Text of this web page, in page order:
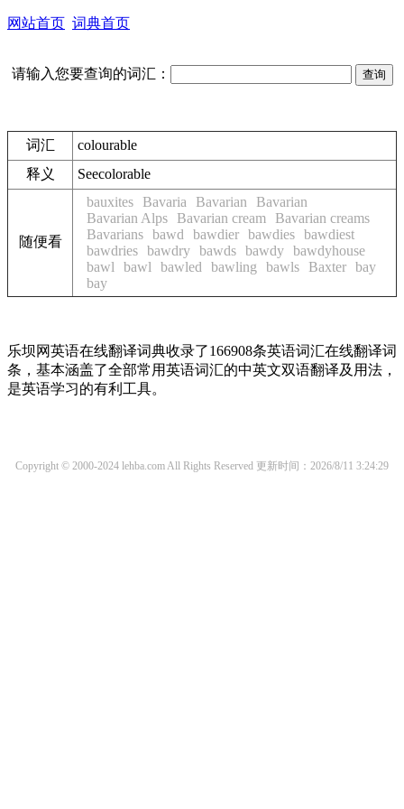
网站首页 词典首页
请输入您要查询的词汇：
词汇
colourable
释义
Seecolorable
随便看
bauxites Bavaria Bavarian
Bavarian
Bavarian Alps
Bavarian cream
Bavarian creams
Bavarians bawd bawdier bawdies bawdiest
bawdries bawdry bawds bawdy bawdyhouse
bawl
bawl bawled bawling bawls Baxter bay
bay
乐坝网英语在线翻译词典收录了166908条英语词汇在线翻译词
条，基本涵盖了全部常用英语词汇的中英文双语翻译及用法，
是英语学习的有利工具。
Copyright © 2000-2024 lehba.com All Rights Reserved 更新时间：2026/8/11 3:24:29